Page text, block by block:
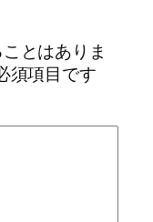
とはありま
須項目です